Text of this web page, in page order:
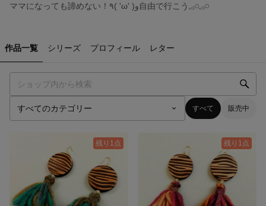
ママになっても諦めない！٩( 'ω' )و自由で行こう𓈒𓂂𓏸𓈒𓂂𓏸
作品一覧 シリーズ プロフィール レター
すべて 販売中
残り1点 残り1点